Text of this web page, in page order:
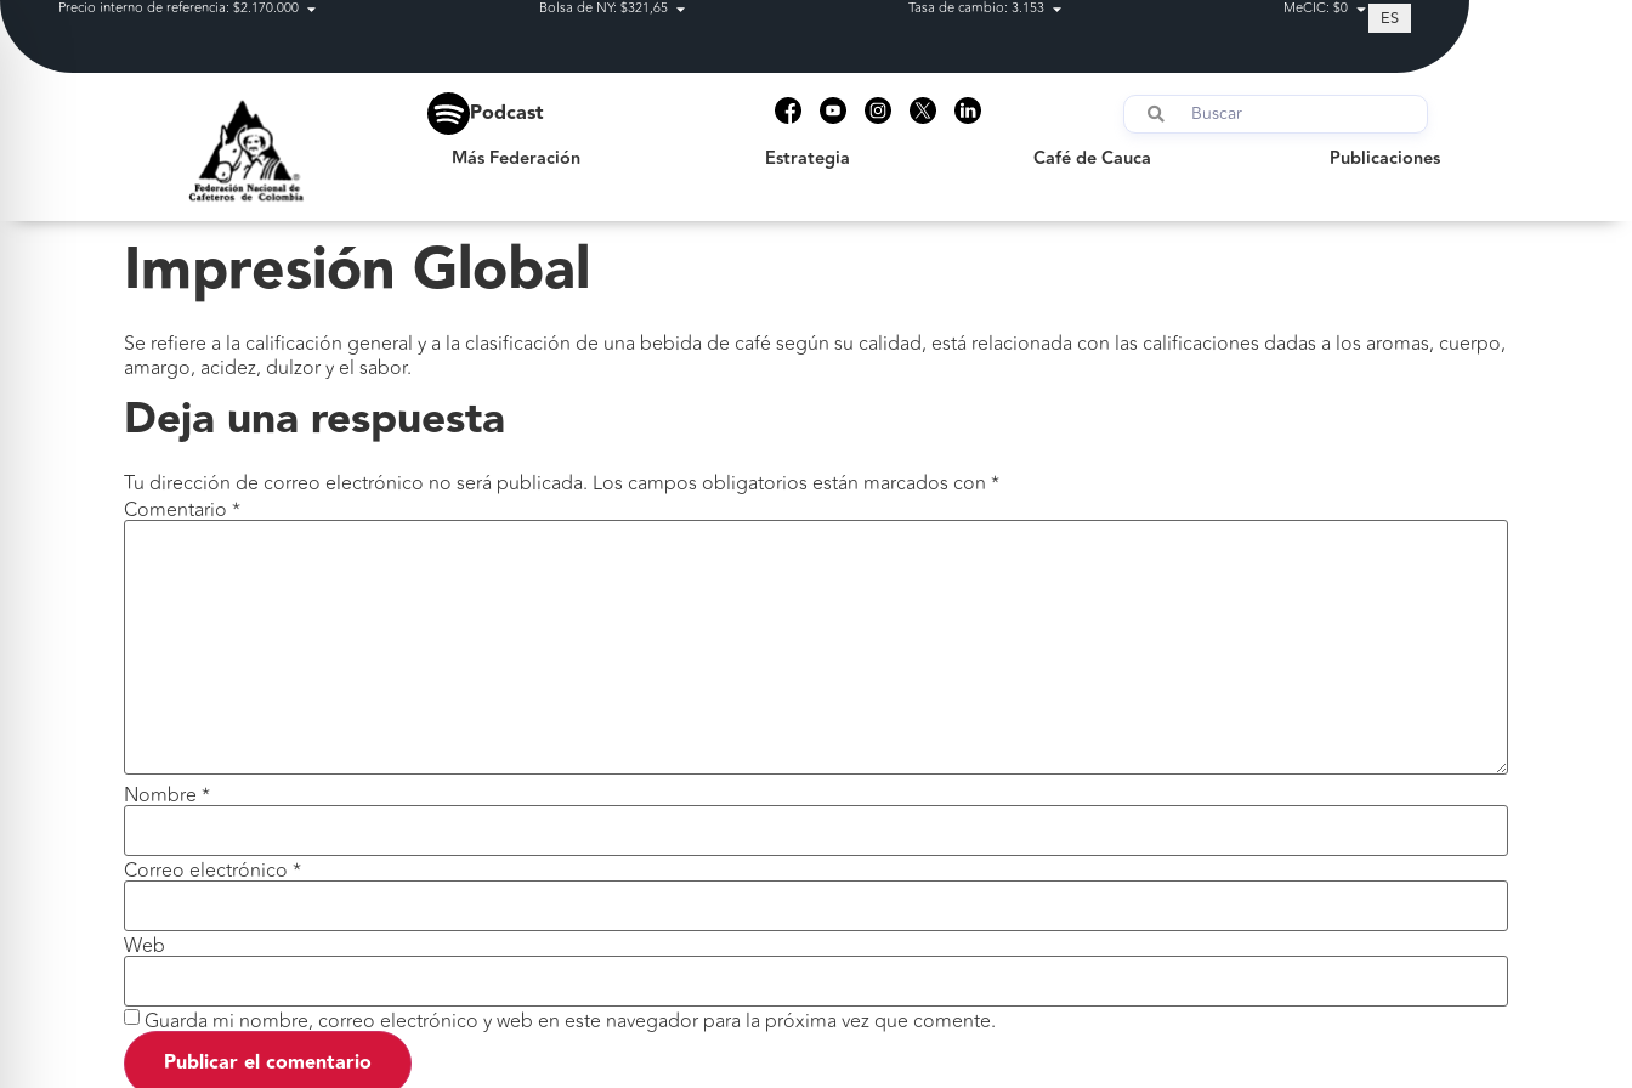
Precio interno de referencia: $2.170.000 Bolsa de NY: $321,65 Tasa de cambio: 3.153 MeCIC: $0 ES
Podcast
Más Federación Estrategia Café de Cauca Publicaciones
Publicaciones
Impresión Global
Se refiere a la calificación general y a la clasificación de una bebida de café según su calidad, está relacionada con las calificaciones dadas a los aromas, cuerpo,
amargo, acidez, dulzor y el sabor.
Deja una respuesta
Tu dirección de correo electrónico no será publicada. Los campos obligatorios están marcados con *
Comentario *
Nombre *
Correo electrónico *
Web
Guarda mi nombre, correo electrónico y web en este navegador para la próxima vez que comente.